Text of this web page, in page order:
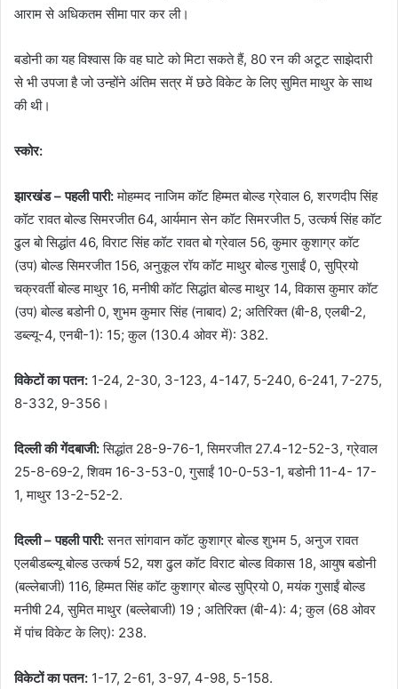
आराम से अधिकतम सीमा पार कर ली।
बडोनी का यह विश्वास कि वह घाटे को मिटा सकते हैं, 80 रन की अटूट साझेदारी
से भी उपजा है जो उन्होंने अंतिम सत्र में छठे विकेट के लिए सुमित माथुर के साथ
की थी।
स्कोर:
झारखंड – पहली पारी:मोहम्मद नाजिम कॉट हिम्मत बोल्ड ग्रेवाल 6, शरणदीप सिंह
कॉट रावत बोल्ड सिमरजीत 64, आर्यमान सेन कॉट सिमरजीत 5, उत्कर्ष सिंह कॉट
ढुल बो सिद्धांत 46, विराट सिंह कॉट रावत बो ग्रेवाल 56, कुमार कुशाग्र कॉट
(उप) बोल्ड सिमरजीत 156, अनुकूल रॉय कॉट माथुर बोल्ड गुसाईं 0, सुप्रियो
चक्रवर्ती बोल्ड माथुर 16, मनीषी कॉट सिद्धांत बोल्ड माथुर 14, विकास कुमार कॉट
(उप) बोल्ड बडोनी 0, शुभम कुमार सिंह (नाबाद) 2; अतिरिक्त (बी-8, एलबी-2,
डब्ल्यू-4, एनबी-1): 15; कुल (130.4 ओवर में): 382.
विकेटों का पतन: 1-24, 2-30, 3-123, 4-147, 5-240, 6-241, 7-275,
8-332, 9-356।
दिल्ली की गेंदबाजी:सिद्धांत 28-9-76-1, सिमरजीत 27.4-12-52-3, ग्रेवाल
25-8-69-2, शिवम 16-3-53-0, गुसाईं 10-0-53-1, बडोनी 11-4- 17-
1, माथुर 13-2-52-2.
दिल्ली – पहली पारी:सनत सांगवान कॉट कुशाग्र बोल्ड शुभम 5, अनुज रावत
एलबीडब्ल्यू बोल्ड उत्कर्ष 52, यश ढुल कॉट विराट बोल्ड विकास 18, आयुष बडोनी
(बल्लेबाजी) 116, हिम्मत सिंह कॉट कुशाग्र बोल्ड सुप्रियो 0, मयंक गुसाईं बोल्ड
मनीषी 24, सुमित माथुर (बल्लेबाजी) 19 ; अतिरिक्त (बी-4): 4; कुल (68 ओवर
में पांच विकेट के लिए): 238.
विकेटों का पतन: 1-17, 2-61, 3-97, 4-98, 5-158.